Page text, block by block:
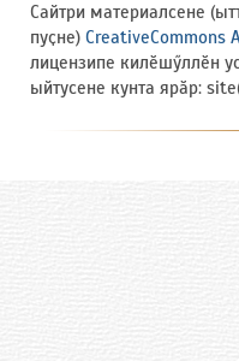
Сайтри материалсене
пуҫне) CreativeCommons
лицензипе килӗшӳллӗн
ыйтусене кунта ярӑр: